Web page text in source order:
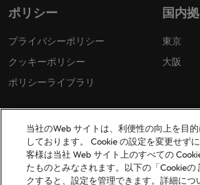
ポリシー
プライバシーポリシー
クッキーポリシー
ポリシーライブラリ
国内
東京
大阪
© 2026 Robert Walters Plc. All
当社のWeb サイトは、利便性の向上を目
しております。 Cookie の設定を変更せず
客様は当社 Web サイト上のすべての
たものとみなされます。以下の「Cookieの
クすると、設定を管理できます。詳細につ